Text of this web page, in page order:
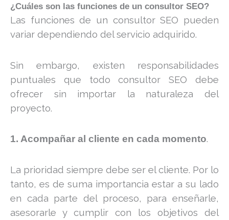
¿Cuáles son las funciones de un consultor SEO?
Las funciones de un consultor SEO pueden
variar dependiendo del servicio adquirido.
Sin embargo, existen responsabilidades
puntuales que todo consultor SEO debe
ofrecer sin importar la naturaleza del
proyecto.
1. Acompañar al cliente en cada momento.
La prioridad siempre debe ser el cliente. Por lo
tanto, es de suma importancia estar a su lado
en cada parte del proceso, para enseñarle,
asesorarle y cumplir con los objetivos del